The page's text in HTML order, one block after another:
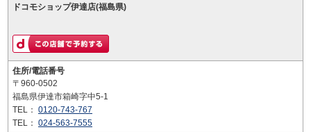
ドコモショップ伊達店(福島県)
住所/電話番号
〒960-0502
福島県伊達市箱崎字中5-1
TEL： 0120-743-767
TEL： 024-563-7555